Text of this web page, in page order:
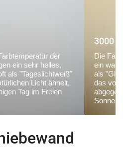
der
ein sehr helles,
als "Tageslichtweiß"
Licht ähnelt,
Tag im Freien
3000
Die
ein
als
das von